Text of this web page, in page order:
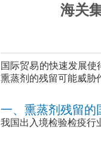
海关
国际贸易的快速发展
熏蒸剂的残留可能威胁
一、熏蒸剂残留的
我国出入境检验检疫行